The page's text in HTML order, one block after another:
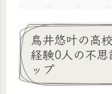
鳥井悠叶の高
経験0人の不思
ップ